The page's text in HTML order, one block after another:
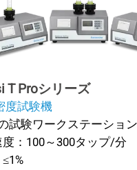
T Proシリーズ
度試験機
試験ワークステーション
：100～300タップ/分